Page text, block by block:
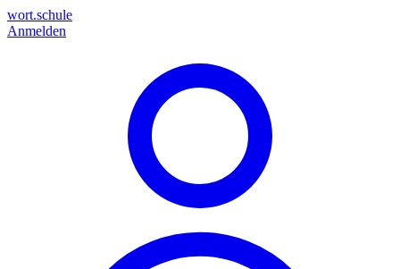
wort.schule
Anmelden